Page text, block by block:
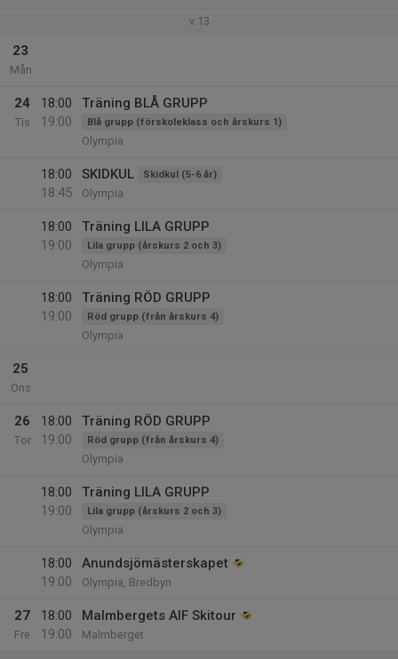
v.13
23
Mån
24
Tis
18:00
19:00
Träning BLÅ GRUPP
Blå grupp (förskoleklass och årskurs 1)
Olympia
18:00
18:45
SKIDKUL Skidkul (5-6 år)
Olympia
18:00
19:00
Träning LILA GRUPP
Lila grupp (årskurs 2 och 3)
Olympia
18:00
19:00
Träning RÖD GRUPP
Röd grupp (från årskurs 4)
Olympia
25
Ons
26
Tor
18:00
19:00
Träning RÖD GRUPP
Röd grupp (från årskurs 4)
Olympia
18:00
19:00
Träning LILA GRUPP
Lila grupp (årskurs 2 och 3)
Olympia
18:00
19:00
Anundsjömästerskapet
Olympia, Bredbyn
27
Fre
18:00
19:00
Malmbergets AIF Skitour
Malmberget